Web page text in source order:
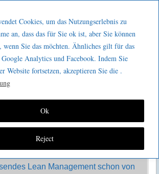
Cookies, um das Nutzungserlebnis zu
an, dass das für Sie ok ist, aber Sie können
wenn Sie das möchten. Ähnliches gilt für das
Analytics und Facebook. Indem Sie
Website fortsetzen, akzeptieren Sie die .
Reject
Ok
:
Development
Technik, Chief Technology Officer,
of Engineering
Ihre
zur Quelle
und Kosten
Lean Management schon von